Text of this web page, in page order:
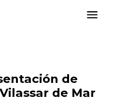
de
de Mar